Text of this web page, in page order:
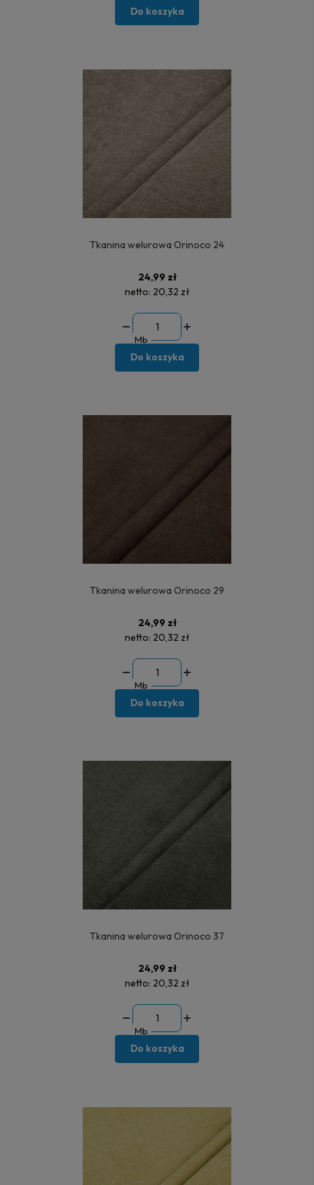
Do koszyka
Tkanina welurowa Orinoco 24
24,99 zł
netto: 20,32 zł
Mb
Do koszyka
Tkanina welurowa Orinoco 29
24,99 zł
netto: 20,32 zł
Mb
Do koszyka
Tkanina welurowa Orinoco 37
24,99 zł
netto: 20,32 zł
Mb
Do koszyka